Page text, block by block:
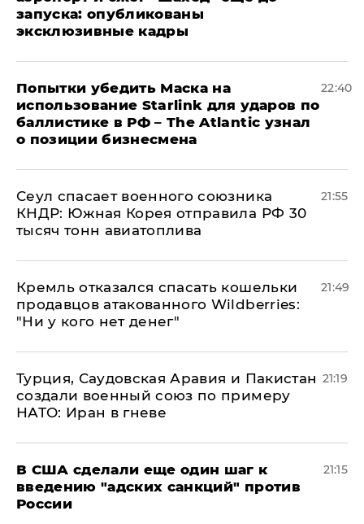
запуска: опубликованы
эксклюзивные кадры
Попытки убедить Маска на
использование Starlink для ударов по
баллистике в РФ – The Atlantic узнал
о позиции бизнесмена
22:40
​Сеул спасает военного союзника
КНДР: Южная Корея отправила РФ 30
тысяч тонн авиатоплива
21:55
Кремль отказался спасать кошельки
продавцов атакованного Wildberries:
"Ни у кого нет денег"
21:49
Турция, Саудовская Аравия и Пакистан
создали военный союз по примеру
НАТО: Иран в гневе
21:19
В США сделали еще один шаг к
введению "адских санкций" против
России
21:15